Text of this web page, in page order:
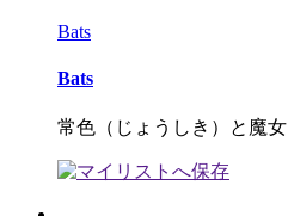
Bats
Bats
常色（じょうしき）と魔女